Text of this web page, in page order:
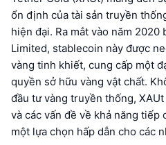
ổn định của tài sản truyền
hiện đại. Ra mắt vào năm 2020
Limited, stablecoin này được
vàng tinh khiết, cung cấp một
quyền sở hữu vàng vật chất.
đầu tư vàng truyền thống,
và các vấn đề về khả năng tiếp
một lựa chọn hấp dẫn cho các